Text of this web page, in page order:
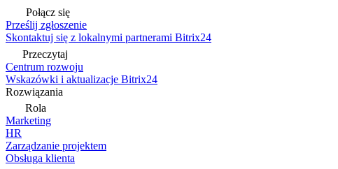
Połącz się
Prześlij zgłoszenie
Skontaktuj się z lokalnymi partnerami Bitrix24
Przeczytaj
Centrum rozwoju
Wskazówki i aktualizacje Bitrix24
Rozwiązania
Rola
Marketing
HR
Zarządzanie projektem
Obsługa klienta